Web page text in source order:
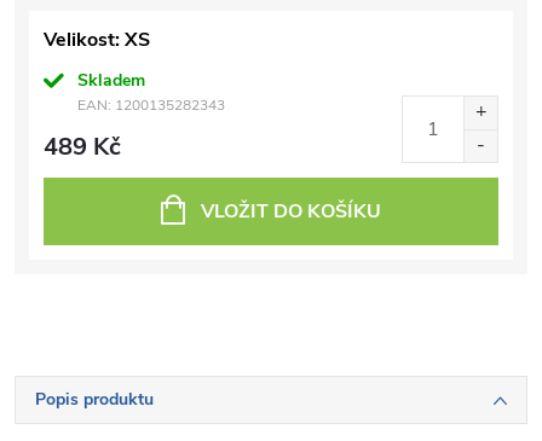
Velikost: XS
Skladem
EAN: 1200135282343
489 Kč
VLOŽIT DO KOŠÍKU
Popis produktu